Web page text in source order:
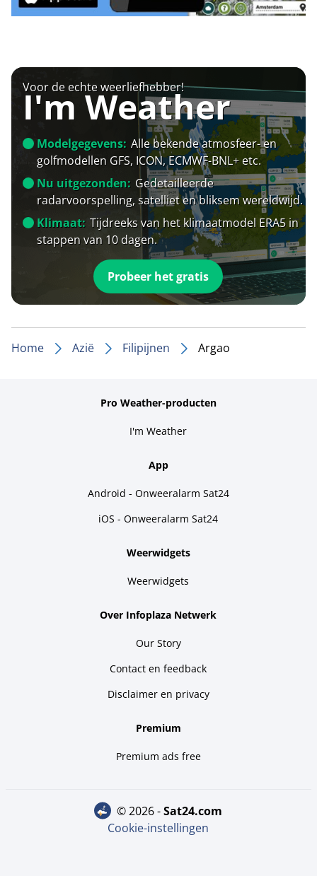
Voor de echte weerliefhebber!
I'm Weather
Modelgegevens: Alle bekende atmosfeer- en
golfmodellen GFS, ICON, ECMWF-BNL+ etc.
Nu uitgezonden: Gedetailleerde
radarvoorspelling, satelliet en bliksem wereldwijd.
Klimaat: Tijdreeks van het klimaatmodel ERA5 in
stappen van 10 dagen.
Probeer het gratis
Home Azië Filipijnen Argao
Pro Weather-producten
I'm Weather
App
Android - Onweeralarm Sat24
iOS - Onweeralarm Sat24
Weerwidgets
Weerwidgets
Over Infoplaza Netwerk
Our Story
Contact en feedback
Disclaimer en privacy
Premium
Premium ads free
© 2026 - sat24.com
Cookie-instellingen